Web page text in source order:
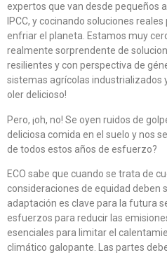
expertos que van desde pequeños
IPCC, y cocinando soluciones
enfriar el planeta. Estamos muy
realmente sorprendente de
resilientes y con perspectiva de
sistemas agrícolas industrializados
oler delicioso!
Pero, ¡oh, no! Se oyen ruidos de
deliciosa comida en el suelo y nos
de todos estos años de esfuerzo?
ECO sabe que cuando se trata de
consideraciones de equidad deben
adaptación es clave para la futura
esfuerzos para reducir las
esenciales para limitar el
climático galopante. Las partes